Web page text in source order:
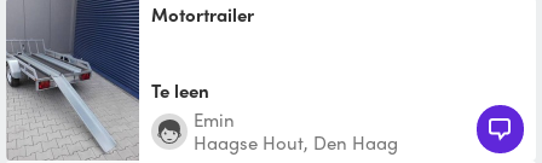
Motortrailer
Te leen
Emin
Haagse Hout, Den Haag